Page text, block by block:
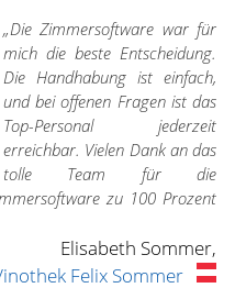
„Die Zimmersoftware war für
mich die beste Entscheidung.
Die Handhabung ist einfach,
und bei offenen Fragen ist das
Top-Personal jederzeit
erreichbar. Vielen Dank an das
tolle Team für die
zu 100 Prozent
Elisabeth Sommer,
Felix Sommer